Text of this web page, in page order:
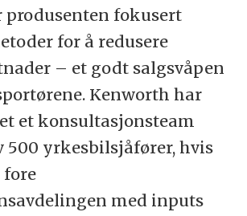
produsenten fokusert
for å redusere
– et godt salgsvåpen
Kenworth har
et konsultasjonsteam
500 yrkesbilsjåfører, hvis
fore
med inputs